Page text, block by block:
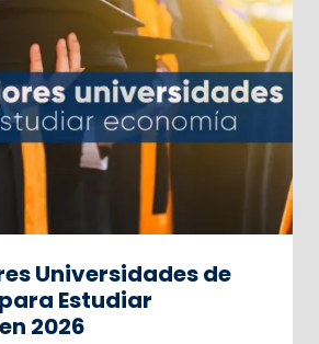
Universidades de
Estudiar
2026